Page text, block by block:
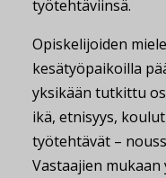
työtehtäviinsä.
Opiskelijoiden
kesätyöpaikoilla
yksikään tutkittu
ikä, etnisyys,
työtehtävät –
Vastaajien